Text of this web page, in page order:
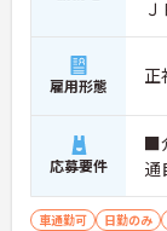
雇用形態 正
応募要件
■
通
車通勤可 日勤のみ